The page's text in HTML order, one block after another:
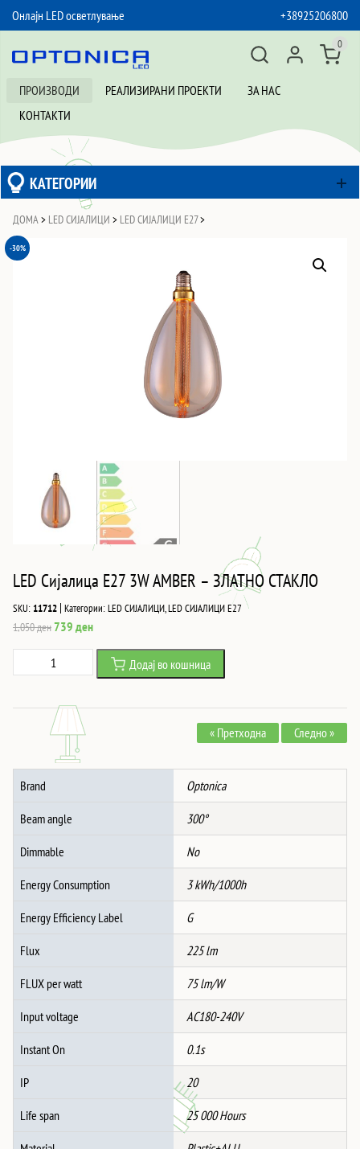
Онлајн LED осветлување
+38925206800
ПРОИЗВОДИ РЕАЛИЗИРАНИ ПРОЕКТИ
ЗА НАС
КОНТАКТИ
0
КАТЕГОРИИ
ДОМА > LED СИЈАЛИЦИ > LED СИЈАЛИЦИ Е27>
-30%
LED Сијалица E27 3W AMBER – ЗЛАТНО СТАКЛО
SKU:11712 | Категории:LED СИЈАЛИЦИ,LED СИЈАЛИЦИ Е27
1,050денOriginal
was:
1,050 ден.
739 денCurrent
price
739 ден.
Сијалица
ЗЛАТНО
СТАКЛО
количина
Додај во кошница
« Претходна Следно »
Brand Optonica
Beam angle 300°
Dimmable No
Energy Consumption 3 kWh/1000h
Energy Efficiency Label G
Flux 225 lm
FLUX per watt 75 lm/W
Input voltage AC180-240V
Instant On 0.1s
IP 20
Life span 25 000 Hours